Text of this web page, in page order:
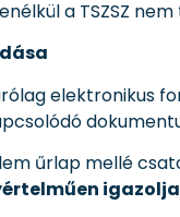
a TSZSZ nem
elektronikus
űrlap mellé